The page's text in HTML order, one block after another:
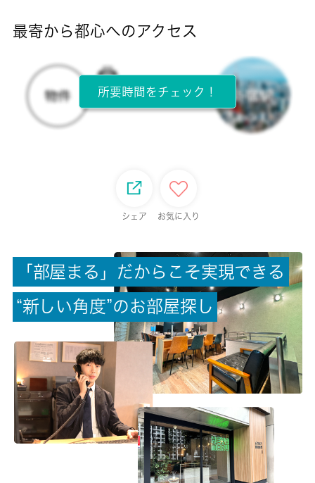
所在階
1階 / 2階建
償却/敷引
-/-
権利金/雑費
-/-
総戸数
14戸
現状/入居可能日
最寄から都心へのアクセス
所要時間をチェック！
シェア お気に入り
「 部屋 ま る 」 だ か ら こ そ実現で き る
“新 し い角 度”のお部屋探 し